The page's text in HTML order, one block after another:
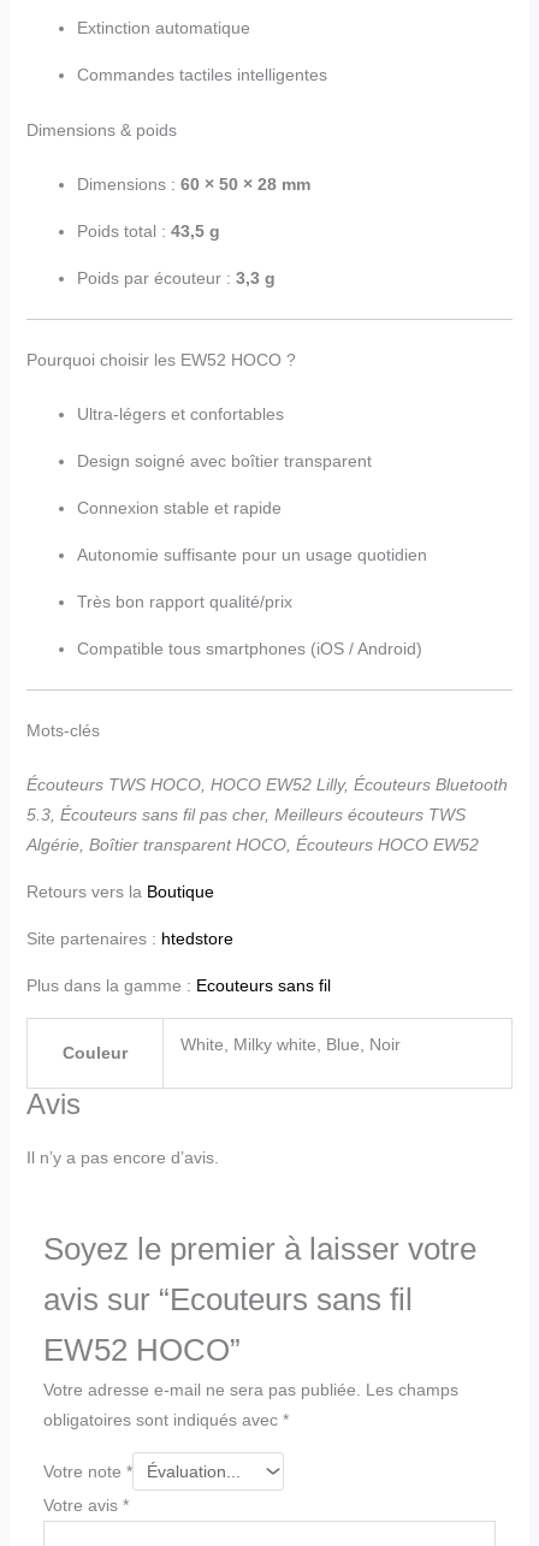
Extinction automatique
Commandes tactiles intelligentes
Dimensions & poids
Dimensions : 60 × 50 × 28 mm
Poids total : 43,5 g
Poids par écouteur : 3,3 g
Pourquoi choisir les EW52 HOCO ?
Ultra-légers et confortables
Design soigné avec boîtier transparent
Connexion stable et rapide
Autonomie suffisante pour un usage quotidien
Très bon rapport qualité/prix
Compatible tous smartphones (iOS / Android)
Mots-clés
Écouteurs TWS HOCO, HOCO EW52 Lilly, Écouteurs Bluetooth
5.3, Écouteurs sans fil pas cher, Meilleurs écouteurs TWS
Algérie, Boîtier transparent HOCO, Écouteurs HOCO EW52
Retours vers la Boutique
Site partenaires : htedstore
Plus dans la gamme : Ecouteurs sans fil
Couleur White, Milky white, Blue, Noir
Avis
Il n’y a pas encore d’avis.
Soyez le premier à laisser votre
avis sur “Ecouteurs sans fil
EW52 HOCO”
Votre adresse e-mail ne sera pas publiée.
Les champs
obligatoires sont indiqués avec *
Votre note *
Votre avis *